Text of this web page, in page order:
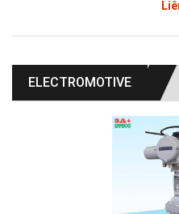
ELECTROMOTIVE